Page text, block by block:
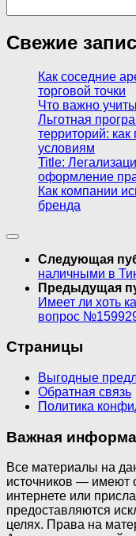
Свежие
Как соседние
торговой точки
Что важно
Льготная
территорий:
условиям
Title:
оформление
Как компании
бренда
Следующая
наличными в
Предыдущая
Имеет ли хоть
вопрос
Страницы
Выгодные
Обратная связь
Политика
Важная
Все материалы на
источников — имеют
интернете или
предоставляются
целях. Права на